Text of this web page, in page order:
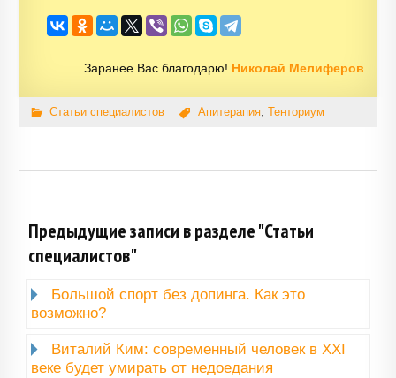
Заранее Вас благодарю! Николай Мелиферов
Статьи специалистов Апитерапия ,Тенториум
Предыдущие записи в разделе "Статьи
специалистов"
Большой спорт без допинга. Как это
возможно?
Виталий Ким: современный человек в XXI
веке будет умирать от недоедания